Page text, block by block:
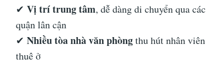
✔ Vị trí trung tâm, dễ dàng di chuyển qua các
quận lân cận
✔ Nhiều tòa nhà văn phòngthu hút nhân viên
thuê ở